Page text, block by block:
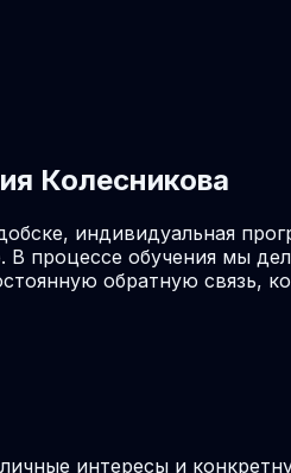
Колесникова
индивидуальная
процессе обучения мы
обратную связь,
интересы и